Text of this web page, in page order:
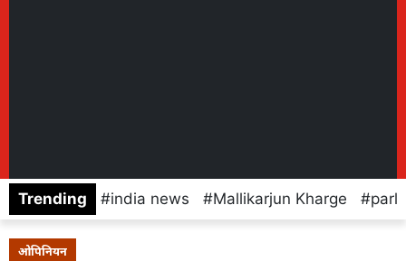
Trending india news Mallikarjun Kharge
ओपिनियन